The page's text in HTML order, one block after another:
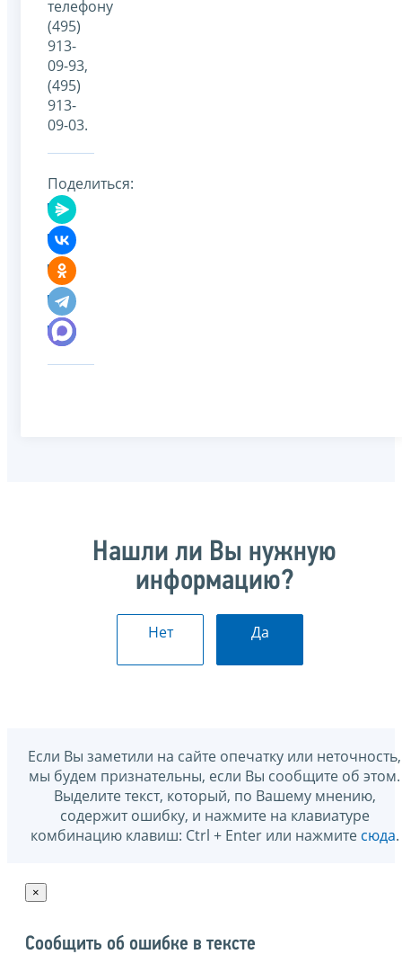
телефону
(495)
913-
09-93,
(495)
913-
09-03.
Поделиться:
Нашли ли Вы нужную
информацию?
Нет Да
Если Вы заметили на сайте опечатку или неточность,
мы будем признательны, если Вы сообщите об этом.
Выделите текст, который, по Вашему мнению,
содержит ошибку, и нажмите на клавиатуре
комбинацию клавиш: Ctrl + Enter или нажмите сюда.
×
Сообщить об ошибке в тексте